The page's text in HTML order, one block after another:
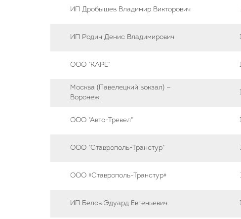
ИП Дробышев Владимир Викторович
ИП Родин Денис Владимирович
ООО "КАРЕ"
Москва (Павелецкий вокзал) —
Воронеж
ООО "Авто-Тревел"
ООО "Ставрополь-Транстур"
ООО «Ставрополь-Транстур»
ИП Белов Эдуард Евгеньевич